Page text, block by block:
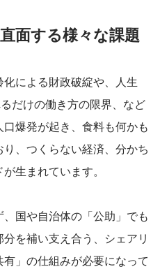
面する様々な課題
による財政破綻や、人生
だけの働き方の限界、など
爆発が起き、食料も何かも
、つくらない経済、分かち
生まれています。
国や自治体の「公助」でも
を補い支え合う、シェアリ
」の仕組みが必要になって